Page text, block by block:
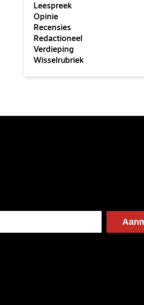
Leespreek
Opinie
Recensies
Redactioneel
Verdieping
Wisselrubriek